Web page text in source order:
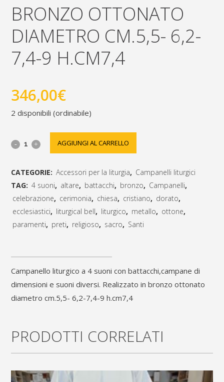
BRONZO OTTONATO
DIAMETRO CM.5,5- 6,2-
7,4-9 H.CM7,4
346,00€
2 disponibili (ordinabile)
Campanello
4
suoni
battacchi,campane
di
AGGIUNGI AL CARRELLO
CATEGORIE: Accessori per la liturgia, Campanelli liturgici
TAG: 4 suoni, altare, battacchi, bronzo, Campanelli,
celebrazione, cerimonia, chiesa, cristiano, dorato,
ecclesiastici, liturgical bell, liturgico, metallo, ottone,
paramenti, preti, religioso, sacro, Santi
Campanello liturgico a 4 suoni con battacchi,campane di
dimensioni e suoni diversi. Realizzato in bronzo ottonato
diametro cm.5,5- 6,2-7,4-9 h.cm7,4
PRODOTTI CORRELATI